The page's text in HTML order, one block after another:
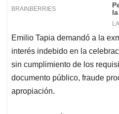
Emilio Tapia demandó a la
interés indebido en la
sin cumplimiento de los
documento público, fraude
apropiación.